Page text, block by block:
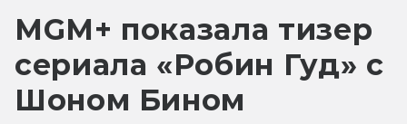
MGM+ показала тизер
сериала «Робин Гуд» с
Шоном Бином